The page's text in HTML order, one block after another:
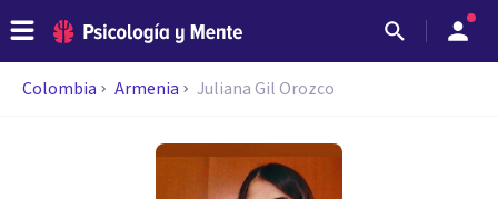
Colombia Armenia Juliana Gil Orozco